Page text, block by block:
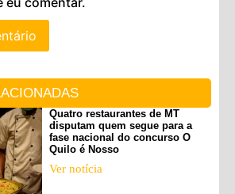
Quatro restaurantes de MT
disputam quem segue para a
fase nacional do concurso O
Quilo é Nosso
Ver notícia